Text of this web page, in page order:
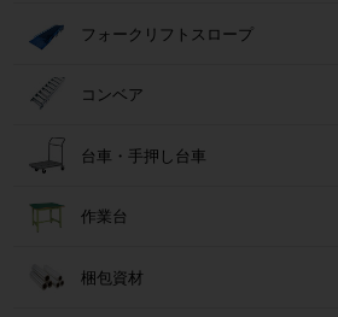
フォークリフトスロープ
コンベア
台車・手押し台車
作業台
梱包資材